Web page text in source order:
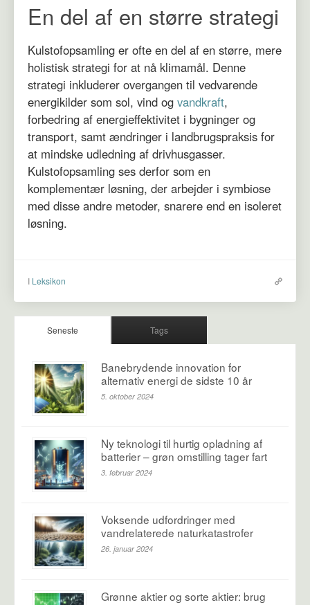
En del af en større strategi
Kulstofopsamling er ofte en del af en større, mere
holistisk strategi for at nå klimamål. Denne
strategi inkluderer overgangen til vedvarende
energikilder som sol, vind og vandkraft,
forbedring af energieffektivitet i bygninger og
transport, samt ændringer i landbrugspraksis for
at mindske udledning af drivhusgasser.
Kulstofopsamling ses derfor som en
komplementær løsning, der arbejder i symbiose
med disse andre metoder, snarere end en isoleret
løsning.
I Leksikon
Seneste Tags
Banebrydende innovation for
alternativ energi de sidste 10 år
5. oktober 2024
Ny teknologi til hurtig opladning af
batterier – grøn omstilling tager fart
3. februar 2024
Voksende udfordringer med
vandrelaterede naturkatastrofer
26. januar 2024
Grønne aktier og sorte aktier: brug